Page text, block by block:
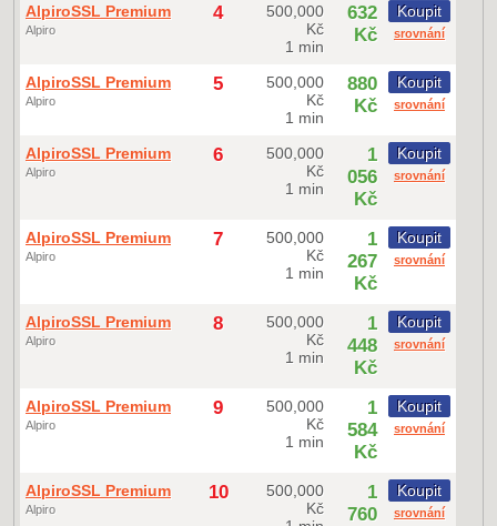
AlpiroSSL Premium
Alpiro
4
500,000
Kč
1 min
632
Kč
Koupit
srovnání
AlpiroSSL Premium
Alpiro
5
500,000
Kč
1 min
880
Kč
Koupit
srovnání
AlpiroSSL Premium
Alpiro
6
500,000
Kč
1 min
1
056
Kč
Koupit
srovnání
AlpiroSSL Premium
Alpiro
7
500,000
Kč
1 min
1
267
Kč
Koupit
srovnání
AlpiroSSL Premium
Alpiro
8
500,000
Kč
1 min
1
448
Kč
Koupit
srovnání
AlpiroSSL Premium
Alpiro
9
500,000
Kč
1 min
1
584
Kč
Koupit
srovnání
AlpiroSSL Premium
Alpiro
10
500,000
Kč
1
760
Koupit
srovnání